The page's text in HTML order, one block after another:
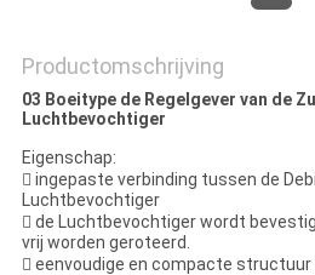
Productomschrijving
03 Boeitype de Regelgever van de
Luchtbevochtiger
Eigenschap:
 ingepaste verbinding tussen de
Luchtbevochtiger
 de Luchtbevochtiger wordt
vrij worden geroteerd.
 eenvoudige en compacte